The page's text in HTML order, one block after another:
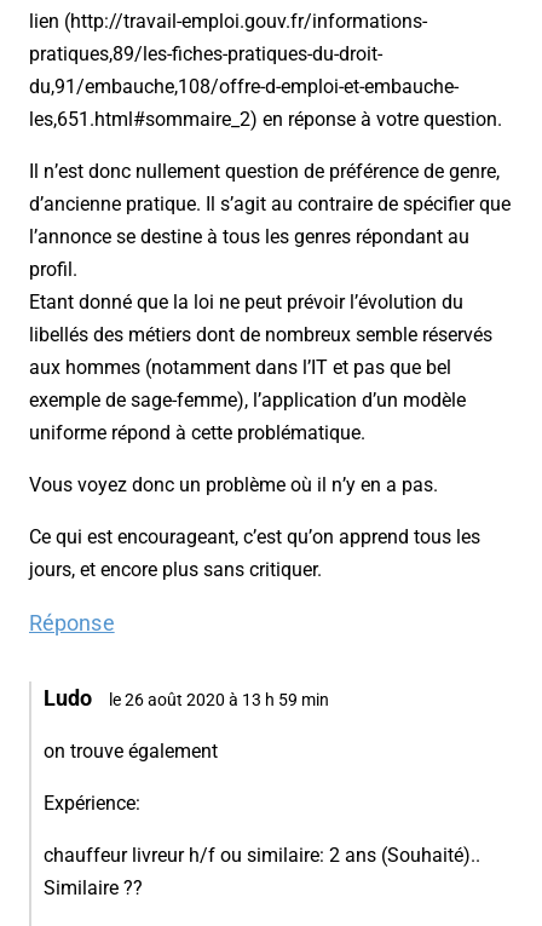
lien (http://travail-emploi.gouv.fr/informations-
pratiques,89/les-fiches-pratiques-du-droit-
du,91/embauche,108/offre-d-emploi-et-embauche-
les,651.html#sommaire_2) en réponse à votre question.
Il n’est donc nullement question de préférence de genre,
d’ancienne pratique. Il s’agit au contraire de spécifier que
l’annonce se destine à tous les genres répondant au
profil.
Etant donné que la loi ne peut prévoir l’évolution du
libellés des métiers dont de nombreux semble réservés
aux hommes (notamment dans l’IT et pas que bel
exemple de sage-femme), l’application d’un modèle
uniforme répond à cette problématique.
Vous voyez donc un problème où il n’y en a pas.
Ce qui est encourageant, c’est qu’on apprend tous les
jours, et encore plus sans critiquer.
Réponse
Ludo le 26 août 2020 à 13 h 59 min
on trouve également
Expérience:
chauffeur livreur h/f ou similaire: 2 ans (Souhaité)..
Similaire ??